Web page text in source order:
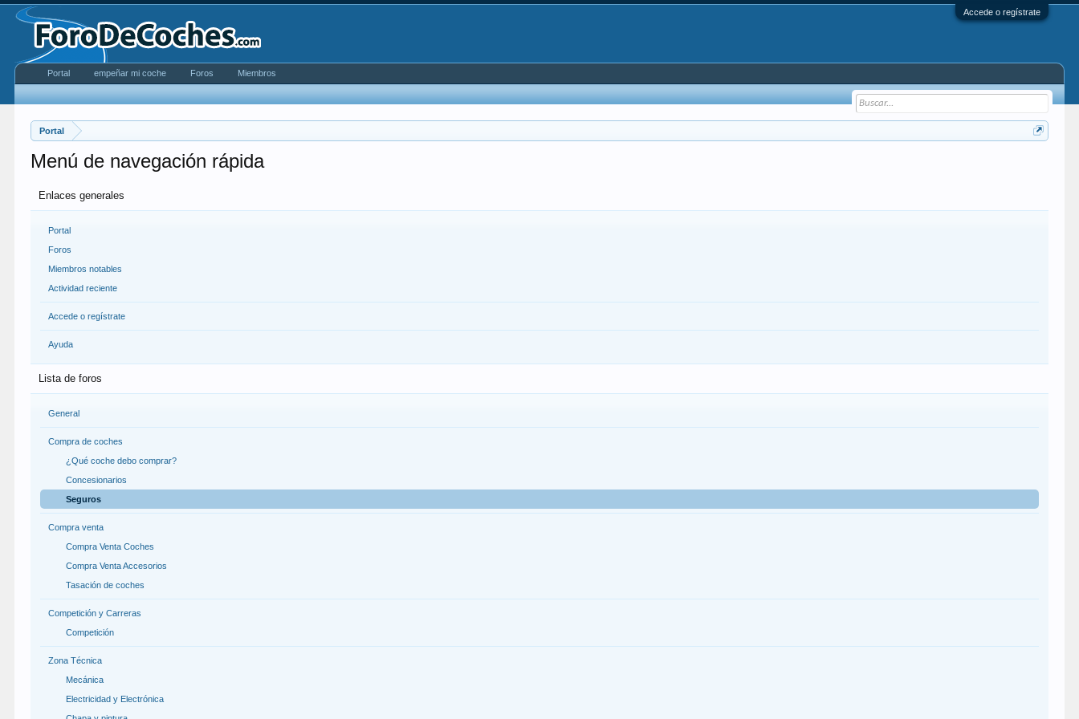
Accede o regístrate
Portal
Menú de navegación rápida
Enlaces generales
Portal
Foros
Miembros notables
Actividad reciente
Accede o regístrate
Ayuda
Lista de foros
General
Compra de coches
¿Qué coche debo comprar?
Concesionarios
Seguros
Compra venta
Compra Venta Coches
Compra Venta Accesorios
Tasación de coches
Competición y Carreras
Competición
Zona Técnica
Mecánica
Electricidad y Electrónica
Portal empeñar mi coche Foros Miembros